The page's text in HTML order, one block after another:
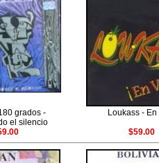
grados -
el silencio
Loukass - En
$59.00